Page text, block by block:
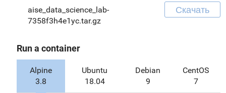
aise_data_science_lab-
7358f3h4e1yc.tar.gz
Скачать
Run a container
Alpine
3.8
Ubuntu
18.04
Debian
9
CentOS
7